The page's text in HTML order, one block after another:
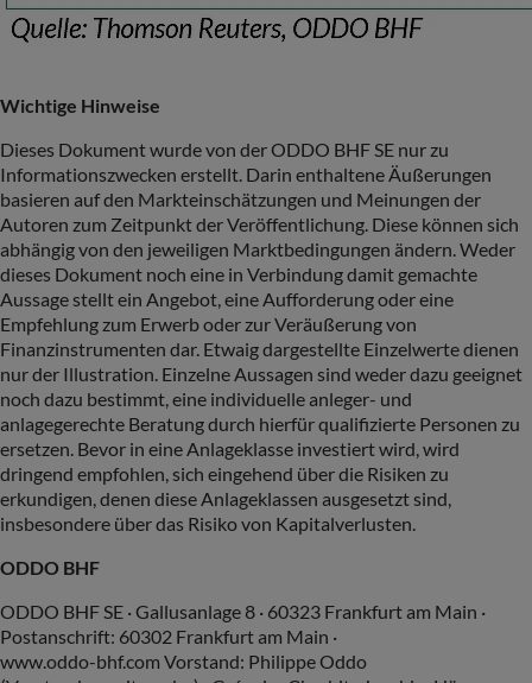
Wichtige Hinweise
Dieses Dokument wurde von der ODDO BHF SE nur zu
Informationszwecken erstellt. Darin enthaltene Äußerungen
basieren auf den Markteinschätzungen und Meinungen der
Autoren zum Zeitpunkt der Veröffentlichung. Diese können sich
abhängig von den jeweiligen Marktbedingungen ändern. Weder
dieses Dokument noch eine in Verbindung damit gemachte
Aussage stellt ein Angebot, eine Aufforderung oder eine
Empfehlung zum Erwerb oder zur Veräußerung von
Finanzinstrumenten dar. Etwaig dargestellte Einzelwerte dienen
nur der Illustration. Einzelne Aussagen sind weder dazu geeignet
noch dazu bestimmt, eine individuelle anleger- und
anlagegerechte Beratung durch hierfür qualifizierte Personen zu
ersetzen. Bevor in eine Anlageklasse investiert wird, wird
dringend empfohlen, sich eingehend über die Risiken zu
erkundigen, denen diese Anlageklassen ausgesetzt sind,
insbesondere über das Risiko von Kapitalverlusten.
ODDO BHF
ODDO BHF SE · Gallusanlage 8 · 60323 Frankfurt am Main ·
Postanschrift: 60302 Frankfurt am Main ·
www.oddo-bhf.com Vorstand: Philippe Oddo